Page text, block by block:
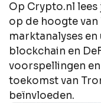
Op Crypto.nl
op de hoogte
marktanalyses
blockchain en
voorspellingen
toekomst van
beïnvloeden.